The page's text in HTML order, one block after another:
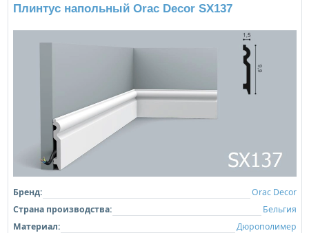
Плинтус напольный Orac Decor SX137
Бренд:
Orac Decor
Страна производства:
Бельгия
Материал:
Дюрополимер